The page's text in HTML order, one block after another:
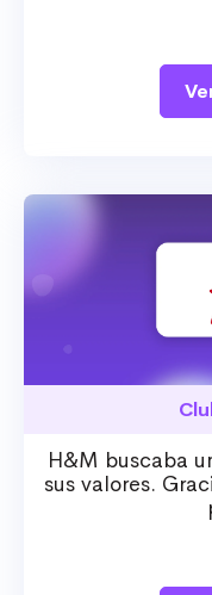
H&M buscaba
sus valores.